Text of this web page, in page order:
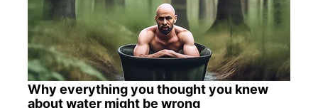
Why everything you thought you knew
about water might be wrong